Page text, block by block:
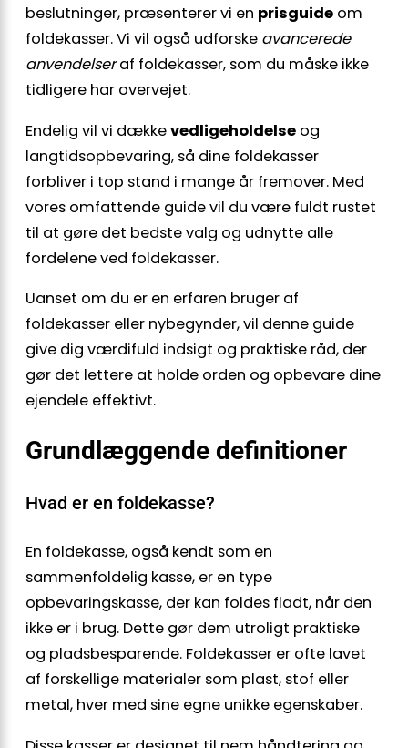
beslutninger, præsenterer vi en prisguide om
foldekasser. Vi vil også udforske avancerede
anvendelseraf foldekasser, som du måske ikke
tidligere har overvejet.
Endelig vil vi dækkevedligeholdelse og
langtidsopbevaring, så dine foldekasser
forbliver i top stand i mange år fremover. Med
vores omfattende guide vil du være fuldt rustet
til at gøre det bedste valg og udnytte alle
fordelene ved foldekasser.
Uanset om du er en erfaren bruger af
foldekasser eller nybegynder, vil denne guide
give dig værdifuld indsigt og praktiske råd, der
gør det lettere at holde orden og opbevare dine
ejendele effektivt.
Grundlæggende definitioner
Hvad er en foldekasse?
En foldekasse, også kendt som en
sammenfoldelig kasse, er en type
opbevaringskasse, der kan foldes fladt, når den
ikke er i brug. Dette gør dem utroligt praktiske
og pladsbesparende. Foldekasser er ofte lavet
af forskellige materialer som plast, stof eller
metal, hver med sine egne unikke egenskaber.